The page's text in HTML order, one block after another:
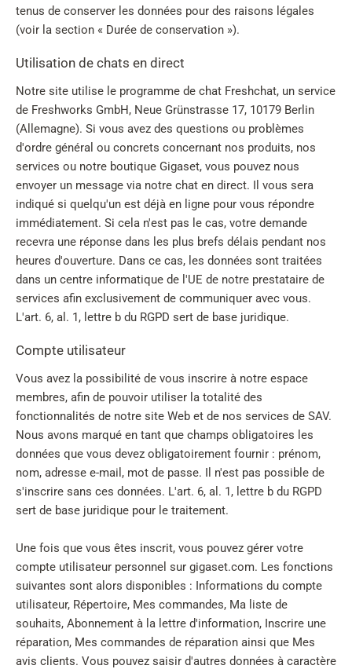
tenus de conserver les données pour des raisons légales
(voir la section « Durée de conservation »).
Utilisation de chats en direct
Notre site utilise le programme de chat Freshchat, un service
de Freshworks GmbH, Neue Grünstrasse 17, 10179 Berlin
(Allemagne). Si vous avez des questions ou problèmes
d'ordre général ou concrets concernant nos produits, nos
services ou notre boutique Gigaset, vous pouvez nous
envoyer un message via notre chat en direct. Il vous sera
indiqué si quelqu'un est déjà en ligne pour vous répondre
immédiatement. Si cela n'est pas le cas, votre demande
recevra une réponse dans les plus brefs délais pendant nos
heures d'ouverture. Dans ce cas, les données sont traitées
dans un centre informatique de l'UE de notre prestataire de
services afin exclusivement de communiquer avec vous.
L'art. 6, al. 1, lettre b du RGPD sert de base juridique.
Compte utilisateur
Vous avez la possibilité de vous inscrire à notre espace
membres, afin de pouvoir utiliser la totalité des
fonctionnalités de notre site Web et de nos services de SAV.
Nous avons marqué en tant que champs obligatoires les
données que vous devez obligatoirement fournir : prénom,
nom, adresse e-mail, mot de passe. Il n'est pas possible de
s'inscrire sans ces données. L'art. 6, al. 1, lettre b du RGPD
sert de base juridique pour le traitement.
Une fois que vous êtes inscrit, vous pouvez gérer votre
compte utilisateur personnel sur gigaset.com. Les fonctions
suivantes sont alors disponibles : Informations du compte
utilisateur, Répertoire, Mes commandes, Ma liste de
souhaits, Abonnement à la lettre d'information, Inscrire une
réparation, Mes commandes de réparation ainsi que Mes
avis clients. Vous pouvez saisir d'autres données à caractère